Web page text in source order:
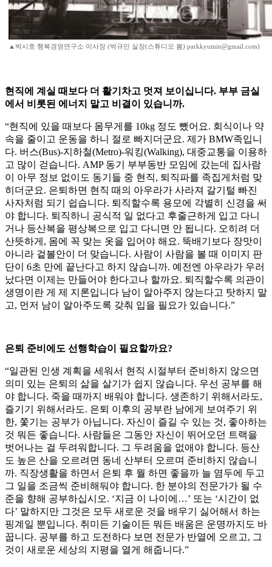
▲박시호 행복경영연구소 이사장 (박규민 실장(스튜디오 봄) parkkyumin@gmail.com)
현직에 계실 때보다 더 활기차고 멋져 보이십니다. 부부 금실
에서 비롯된 에너지 말고 비결이 있습니까.
“현직에 있을 때보다 몸무게를 10kg 정도 뺐어요. 회식이나 약
속을 줄이고 운동을 하니 절로 빠지더군요. 제가 BMW족입니
다. 버스(Bus)-지하철(Metro)-워킹(Walking), 대중교통을 이용하
고 많이 걷습니다. AMP 동기 부부동반 모임에 갔는데 집사람
이 아무 정보 없이도 동기들 중 현직, 퇴직파를 족집게처럼 맞
히더군요. 은퇴하면 현직 때의 아우라가 사라져 갈기털 빠진
사자처럼 되기 쉽습니다. 퇴직할수록 용모에 각별히 신경을 써
야 합니다. 퇴직하니 공식적 일 없다고 후줄근하게 입고 다니
거나 등산복을 평상복으로 입고 다니면 안 됩니다. 오히려 더
산뜻하게, 몸에 꼭 맞는 옷을 입어야 해요. 뚝배기보다 장맛이
아니라 겉볼안이 더 맞습니다. 사람이 사람을 볼 때 이미지 판
단이 6초 만에 끝난다고 하지 않습니까. 예전엔 아우라가 우러
났다면 이제는 만들어야 한다고나 할까요. 퇴직할수록 의관이
생명이란 게 제 지론입니다 남이 알아주지 않는다고 탓하지 말
고, 먼저 남이 알아주도록 갖춰 입을 필요가 있습니다.”
은퇴 준비에도 선행학습이 필요할까요?
“일관된 인생 계획을 세워서 현직 시절부터 준비하지 않으면
의미 있는 은퇴의 삶을 살기가 쉽지 않습니다. 우선 공부를 해
야 합니다. 죽을 때까지 배워야 합니다. 생존하기 위해서라도,
즐기기 위해서라도. 은퇴 이후의 공부란 남에게 보여주기 위
한, 쫓기는 공부가 아닙니다. 자신이 즐길 수 있는 것, 좋아하는
것 뭐든 좋습니다. 사람들은 그동안 자신이 뛰어오던 트랙을
벗어나는 걸 두려워합니다. 그 두려움을 없애야 합니다. 등산
도 높은 산을 오르려면 동네 산부터 오르며 준비하지 않습니
까. 직장생활을 하면서 은퇴 후 뭘 하면 좋을까 늘 염두에 두고
그 일을 조금씩 준비해둬야 합니다. 한 분야의 전문가가 될 수
준을 향해 공부하십시오. ‘지금 이 나이에…’ 또는 ‘시간이 없
다’ 말하지만 그것은 모두 새로운 것을 배우기 싫어해서 하는
핑계일 뿐입니다. 취미든 기술이든 뭐든 배움은 운명까지도 바
꿉니다. 공부를 하고 도전하다 보면 전문가 반열에 오르고, 그
것이 새로운 세상의 지평을 열게 해줍니다.”